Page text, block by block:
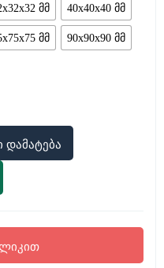
მმ 40x40x40 მმ
მმ 90x90x90 მმ
დამატება